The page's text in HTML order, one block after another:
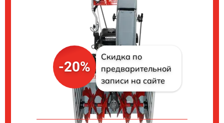
-20%
Скидка по
предварительной
записи на сайте